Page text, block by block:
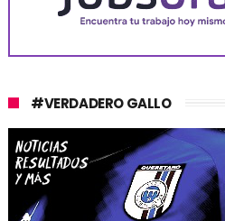
#VERDADERO GALLO